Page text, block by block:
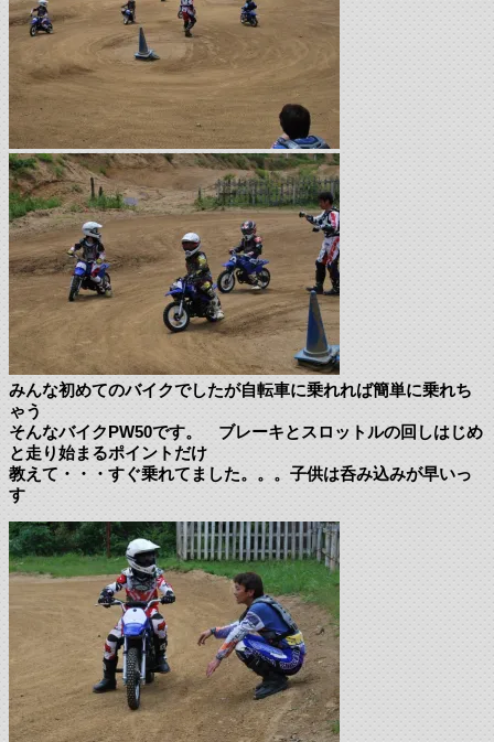
みんな初めてのバイクでしたが自転車に乗れれば簡単に乗れち
ゃう
そんなバイクPW50です。 ブレーキとスロットルの回しはじめ
と走り始まるポイントだけ
教えて・・・すぐ乗れてました。。。子供は呑み込みが早いっ
す